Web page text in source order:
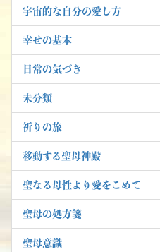
宇宙的な自分の愛し方
幸せの基本
日常の気づき
未分類
祈りの旅
移動する聖母神殿
聖なる母性より愛をこめて
聖母の処方箋
聖母意識